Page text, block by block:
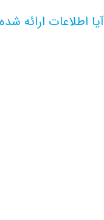
ارائه شده